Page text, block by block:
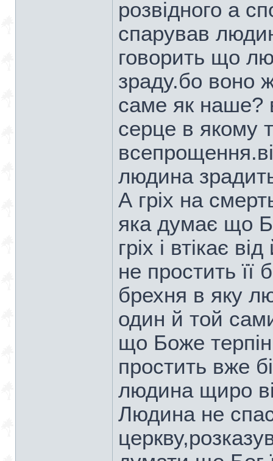
розвідного а
спарував
говорить що
зраду.бо воно
саме як наше?
серце в якому
людина
А гріх на
яка думає що
гріх і втікає
не простить її
брехня в яку
один й той
що Боже
простить вже
людина щиро
Людина не